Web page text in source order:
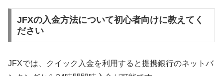
JFXの入金方法について初心者向けに教えてく
ださい
JFXでは、クイック入金を利用すると提携銀行のネットバ